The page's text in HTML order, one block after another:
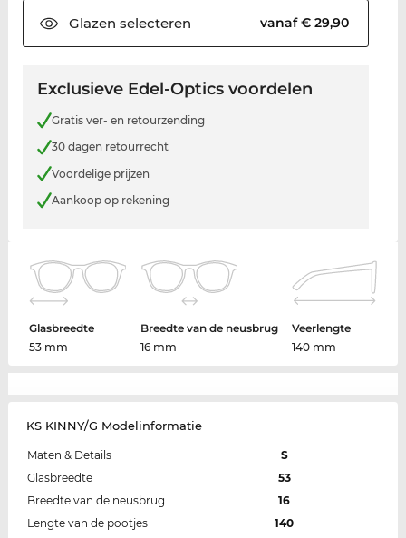
Glazen selecteren vanaf € 29,90
Exclusieve Edel-Optics voordelen
Gratis ver- en retourzending
30 dagen retourrecht
Voordelige prijzen
Aankoop op rekening
Glasbreedte
53 mm
Breedte van de neusbrug
16 mm
Veerlengte
140 mm
KS KINNY/G Modelinformatie
Maten & Details
S
Glasbreedte
53
Breedte van de neusbrug
16
Lengte van de pootjes
140